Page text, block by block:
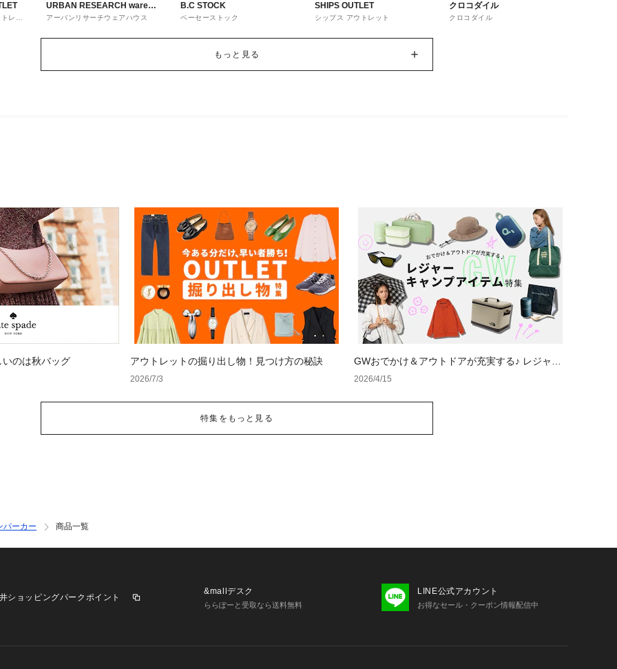
レッ
URBAN RESEARCH ware
house
アーバンリサーチウェアハウス
B.C STOCK
ベーセーストック
SHIPS OUTLET
シップス アウトレット
クロコダイル
クロコダイル
もっと見る
のは秋バッグ アウトレットの掘り出し物！見つけ方の秘訣
2026/7/3
GWおでかけ＆アウトドアが充実する♪ レジャ
ー・キャンプアイテム特集
2026/4/15
特集をもっと見る
パーカー 商品一覧
ショッピングパークポイント
&mallデスク
ららぽーと受取なら送料無料
LINE公式アカウント
お得なセール・クーポン情報配信中